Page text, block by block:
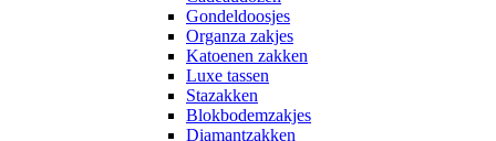
Gondeldoosjes
Organza zakjes
Katoenen zakken
Luxe tassen
Stazakken
Blokbodemzakjes
Diamantzakken